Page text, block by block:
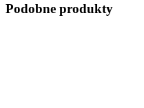
Podobne produkty